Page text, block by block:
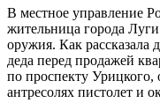
В местное управление
жительница города
оружия. Как рассказала
деда перед продажей
по проспекту
антресолях пистолет и